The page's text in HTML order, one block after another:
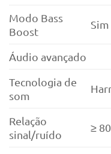
Modo Bass
Boost
Sim
Áudio avançado
Tecnologia de
som
Relação
sinal/ruído
≥